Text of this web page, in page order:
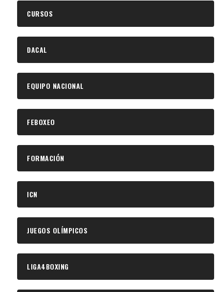
CURSOS
DACAL
EQUIPO NACIONAL
FEBOXEO
FORMACIÓN
ICN
JUEGOS OLÍMPICOS
LIGA4BOXING